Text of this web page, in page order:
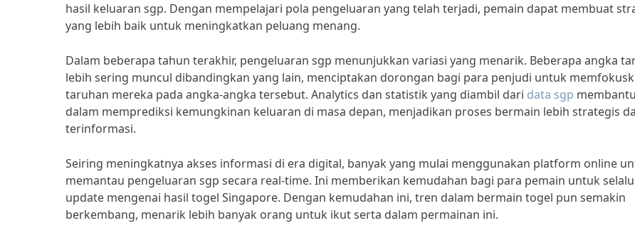
hasil keluaran sgp. Dengan mempelajari pola pengeluaran yang telah terjadi, pemain dapat membuat
yang lebih baik untuk meningkatkan peluang menang.
Dalam beberapa tahun terakhir, pengeluaran sgp menunjukkan variasi yang menarik. Beberapa angka
lebih sering muncul dibandingkan yang lain, menciptakan dorongan bagi para penjudi untuk
taruhan mereka pada angka-angka tersebut. Analytics dan statistik yang diambil dari data sgp membantu
dalam memprediksi kemungkinan keluaran di masa depan, menjadikan proses bermain lebih strategis
terinformasi.
Seiring meningkatnya akses informasi di era digital, banyak yang mulai menggunakan platform online
memantau pengeluaran sgp secara real-time. Ini memberikan kemudahan bagi para pemain untuk selalu
update mengenai hasil togel Singapore. Dengan kemudahan ini, tren dalam bermain togel pun semakin
berkembang, menarik lebih banyak orang untuk ikut serta dalam permainan ini.